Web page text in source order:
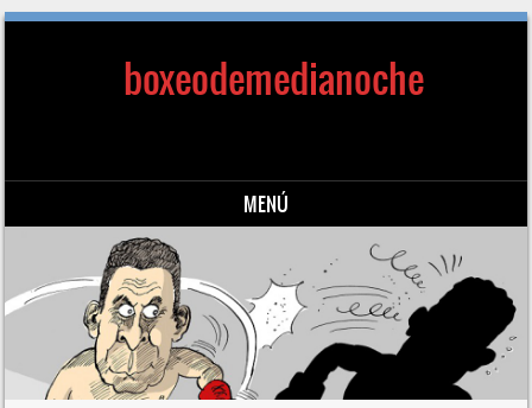
boxeodemedianoche
MENÚ
Saltar al contenido